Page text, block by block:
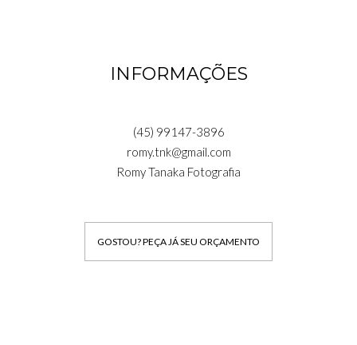
INFORMAÇÕES
(45) 99147-3896
romy.tnk@gmail.com
Romy Tanaka Fotografia
GOSTOU? PEÇA JÁ SEU ORÇAMENTO